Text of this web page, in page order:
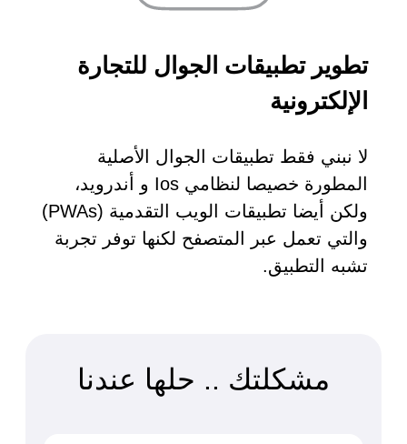
تطوير تطبيقات الجوال للتجارة
الإلكترونية
لا نبني فقط تطبيقات الجوال الأصلية
المطورة خصيصا لنظامي Ios و أندرويد،
ولكن أيضا تطبيقات الويب التقدمية (PWAs)
والتي تعمل عبر المتصفح لكنها توفر تجربة
تشبه التطبيق.
مشكلتك .. حلها عندنا